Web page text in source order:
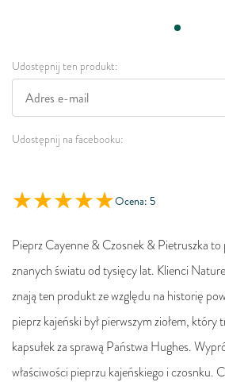
Udostępnij ten produkt:
Udostępnij na facebooku:
Ocena: 5
Pieprz Cayenne & Czosnek & Pietruszka to
znanych światu od tysięcy lat. Klienci
znają ten produkt ze względu na historię
pieprz kajeński był pierwszym ziołem, który
kapsułek za sprawą Państwa Hughes.
właściwości pieprzu kajeńskiego i czosnku.